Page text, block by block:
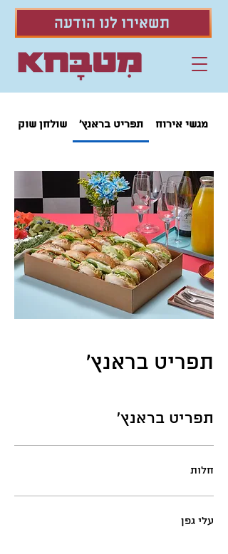
תשאירו לנו הודעה
מגשי אירוח תפריט בראנץ' שולחן שוק
תפריט בראנץ'
תפריט בראנץ'
חלות
עלי גפן